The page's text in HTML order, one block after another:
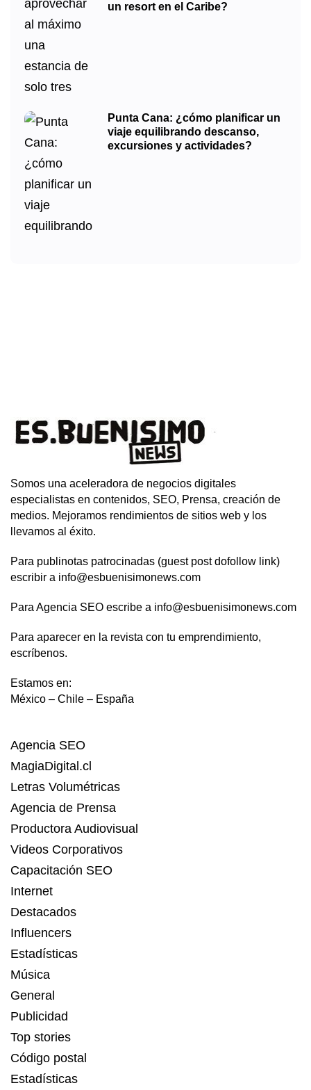
un resort en el Caribe?
Punta Cana: ¿cómo planificar un
viaje equilibrando descanso,
excursiones y actividades?
Somos una aceleradora de negocios digitales
especialistas en contenidos, SEO, Prensa, creación de
medios. Mejoramos rendimientos de sitios web y los
llevamos al éxito.
Para publinotas patrocinadas (guest post dofollow link)
escribir a info@esbuenisimonews.com
Para Agencia SEO escribe a info@esbuenisimonews.com
Para aparecer en la revista con tu emprendimiento,
escríbenos.
Estamos en:
México – Chile – España
Agencia SEO
MagiaDigital.cl
Letras Volumétricas
Agencia de Prensa
Productora Audiovisual
Videos Corporativos
Capacitación SEO
Internet
Destacados
Influencers
Estadísticas
Música
General
Publicidad
Top stories
Código postal
Estadísticas